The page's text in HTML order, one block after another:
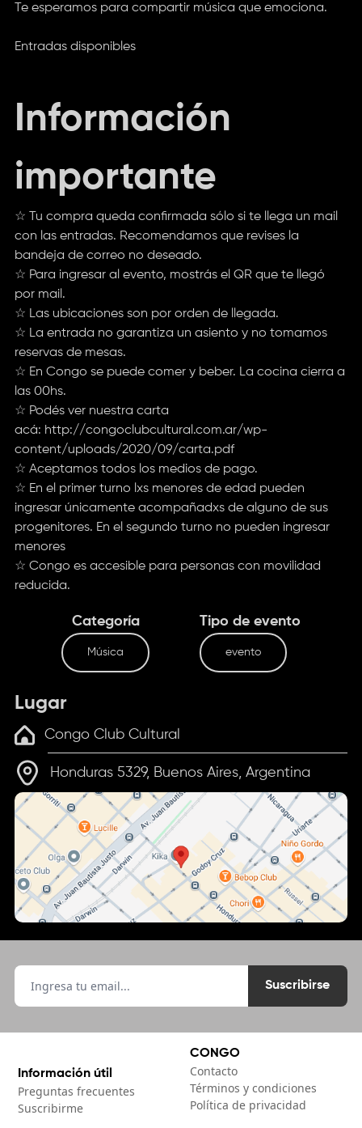
Te esperamos para compartir música que emociona.
Entradas disponibles
Información
importante
☆ Tu compra queda confirmada sólo si te llega un mail
con las entradas. Recomendamos que revises la
bandeja de correo no deseado.
☆ Para ingresar al evento, mostrás el QR que te llegó
por mail.
☆ Las ubicaciones son por orden de llegada.
☆ La entrada no garantiza un asiento y no tomamos
reservas de mesas.
☆ En Congo se puede comer y beber. La cocina cierra a
las 00hs.
☆ Podés ver nuestra carta
acá: http://congoclubcultural.com.ar/wp-
content/uploads/2020/09/carta.pdf
☆ Aceptamos todos los medios de pago.
☆ En el primer turno lxs menores de edad pueden
ingresar únicamente acompañadxs de alguno de sus
progenitores. En el segundo turno no pueden ingresar
menores
☆ Congo es accesible para personas con movilidad
reducida.
Categoría
Música
Tipo de evento
evento
Lugar
Congo Club Cultural
Honduras 5329, Buenos Aires, Argentina
Suscribirse
Información útil
Preguntas frecuentes
Suscribirme
CONGO
Contacto
Términos y condiciones
Política de privacidad